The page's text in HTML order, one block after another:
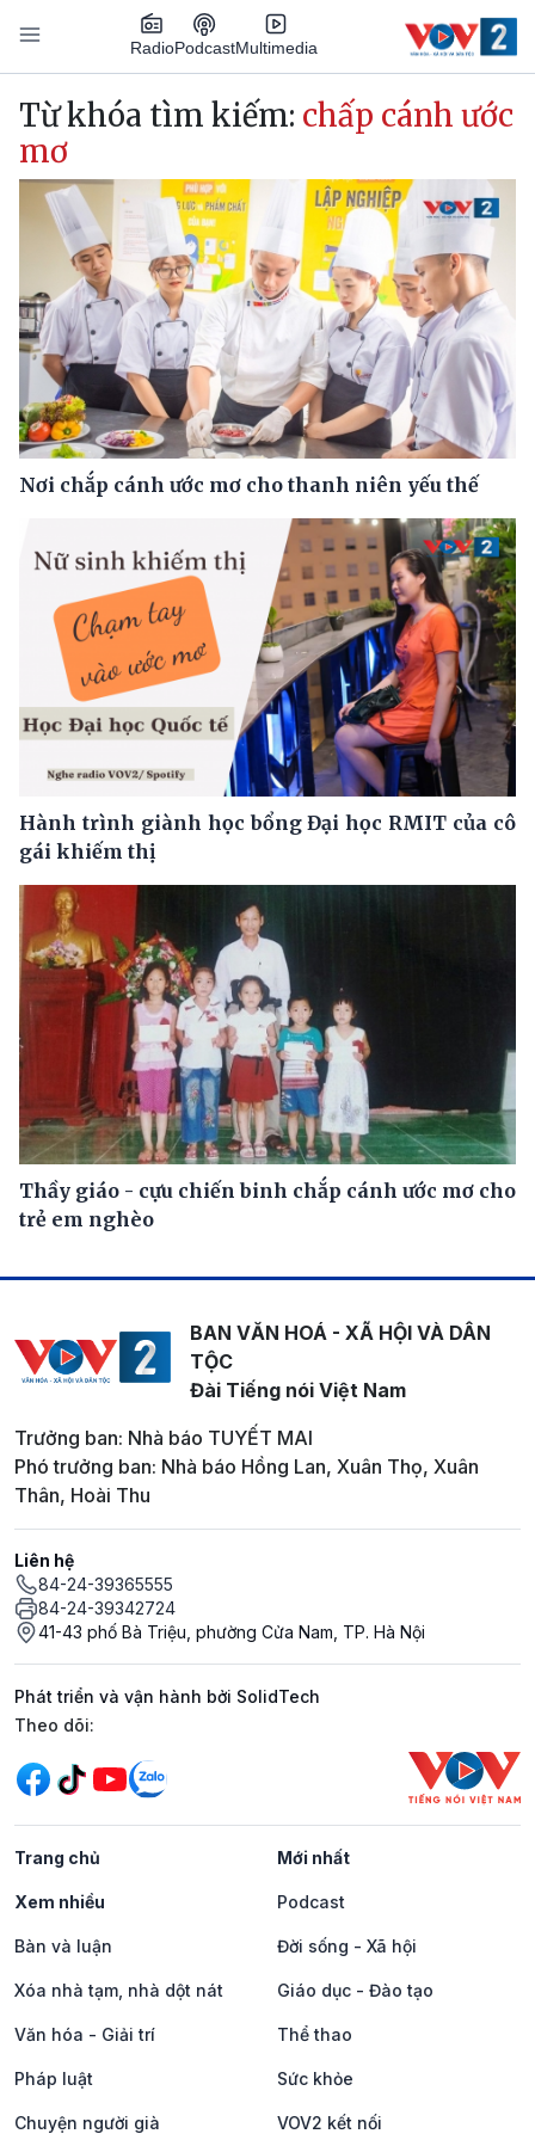
Nhảy đến nội dung
RadioPodcastMultimedia
Main navigation
Từ khóa tìm kiếm: chấp cánh ước
mơ
Nơi chắp cánh ước mơ cho thanh niên yếu thế
Hành trình giành học bổng Đại học RMIT của cô
gái khiếm thị
Thầy giáo - cựu chiến binh chắp cánh ước mơ cho
trẻ em nghèo
BAN VĂN HOÁ - XÃ HỘI VÀ DÂN
TỘC
Đài Tiếng nói Việt Nam
Trưởng ban: Nhà báo TUYẾT MAI
Phó trưởng ban: Nhà báo Hồng Lan, Xuân Thọ, Xuân
Thân, Hoài Thu
Liên hệ
84-24-39365555
84-24-39342724
41-43 phố Bà Triệu, phường Cửa Nam, TP. Hà Nội
Phát triển và vận hành bởi SolidTech
Mạng xã hội
Theo dõi:
Trang chủ Mới nhất
Xem nhiều Podcast
Bàn và luận Đời sống - Xã hội
Xóa nhà tạm, nhà dột nát Giáo dục - Đào tạo
Văn hóa - Giải trí Thể thao
Pháp luật Sức khỏe
Chuyện người già VOV2 kết nối